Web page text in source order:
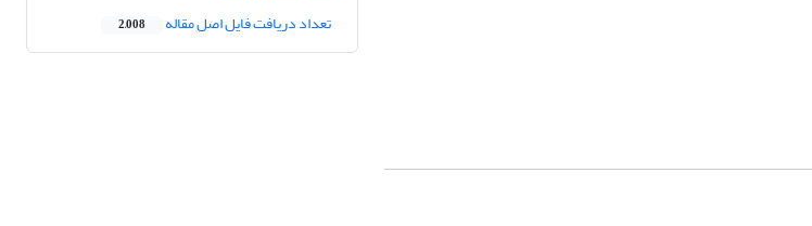
تعداد دریافت فایل اصل مقاله 2,008